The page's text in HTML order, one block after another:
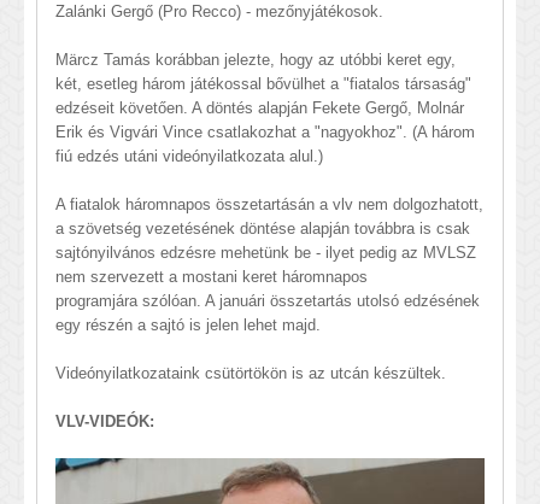
Zalánki Gergő (Pro Recco) - mezőnyjátékosok.
Märcz Tamás korábban jelezte, hogy az utóbbi keret egy,
két, esetleg három játékossal bővülhet a "fiatalos társaság"
edzéseit követően. A döntés alapján Fekete Gergő, Molnár
Erik és Vigvári Vince csatlakozhat a "nagyokhoz". (A három
fiú edzés utáni videónyilatkozata alul.)
A fiatalok háromnapos összetartásán a vlv nem dolgozhatott,
a szövetség vezetésének döntése alapján továbbra is csak
sajtónyilvános edzésre mehetünk be - ilyet pedig az MVLSZ
nem szervezett a mostani keret háromnapos
programjára szólóan. A januári összetartás utolsó edzésének
egy részén a sajtó is jelen lehet majd.
Videónyilatkozataink csütörtökön is az utcán készültek.
VLV-VIDEÓK: